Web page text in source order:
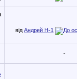
від Андрей Н-1
-